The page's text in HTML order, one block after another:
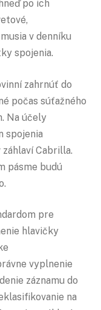
po ich
v denníku
spojenia.
zahrnúť do
počas súťažného
Na účely
spojenia
Cabrilla.
pásme budú
pre
hlavičky
vyplnenie
záznamu do
na